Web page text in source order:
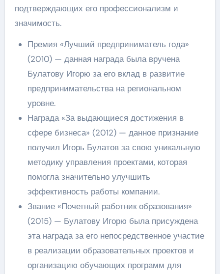
подтверждающих его профессионализм и
значимость.
Премия «Лучший предприниматель года»
(2010) — данная награда была вручена
Булатову Игорю за его вклад в развитие
предпринимательства на региональном
уровне.
Награда «За выдающиеся достижения в
сфере бизнеса» (2012) — данное признание
получил Игорь Булатов за свою уникальную
методику управления проектами, которая
помогла значительно улучшить
эффективность работы компании.
Звание «Почетный работник образования»
(2015) — Булатову Игорю была присуждена
эта награда за его непосредственное участие
в реализации образовательных проектов и
организацию обучающих программ для